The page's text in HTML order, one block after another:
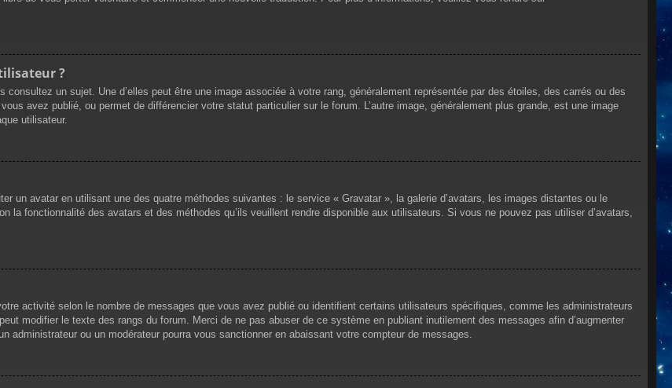
?
un sujet. Une d’elles peut être une image associée à votre rang, généralement représentée par des étoiles, des carrés ou des
avez publié, ou permet de différencier votre statut particulier sur le forum. L’autre image, généralement plus grande, est une image
utilisateur.
un avatar en utilisant une des quatre méthodes suivantes : le service « Gravatar », la galerie d’avatars, les images distantes ou le
la fonctionnalité des avatars et des méthodes qu’ils veuillent rendre disponible aux utilisateurs. Si vous ne pouvez pas utiliser d’avatars,
activité selon le nombre de messages que vous avez publié ou identifient certains utilisateurs spécifiques, comme les administrateurs
modifier le texte des rangs du forum. Merci de ne pas abuser de ce système en publiant inutilement des messages afin d’augmenter
ou un modérateur pourra vous sanctionner en abaissant votre compteur de messages.